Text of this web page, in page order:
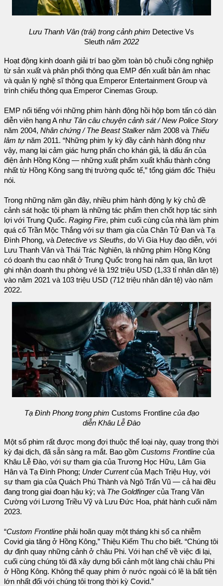
Lưu Thanh Vân (trái) trong cảnh phim Detective Vs
Sleuth năm 2022
Hoạt động kinh doanh giải trí bao gồm toàn bộ chuỗi công nghiệp
từ sản xuất và phân phối thông qua EMP đến xuất bản âm nhạc
và quản lý nghệ sĩ thông qua Emperor Entertainment Group và
trình chiếu thông qua Emperor Cinemas Group.
EMP nổi tiếng với những phim hành động hồi hộp bom tấn có dàn
diễn viên hạng A như Tân câu chuyện cảnh sát / New Police Story
năm 2004, Nhân chứng / The Beast Stalkernăm 2008 và Thiếu
lâm tựnăm 2011. “Những phim ly kỳ đầy cảnh hành động như
vậy, mang lại cảm giác hưng phấn cho khán giả, là dấu ấn của
điện ảnh Hồng Kông — những xuất phẩm xuất khẩu thành công
nhất từ Hồng Kông sang thị trường quốc tế,” tổng giám đốc Thiệu
nói.
Trong những năm gần đây, nhiều phim hành động ly kỳ chủ đề
cảnh sát hoặc tội phạm là những tác phẩm then chốt hợp tác sinh
lợi với Trung Quốc. Raging Fire, phim cuối cùng của nhà làm phim
quá cố Trần Mộc Thắng với sự tham gia của Chân Tử Đan và Tạ
Đình Phong, và Detective vs Sleuths, do Vi Gia Huy đạo diễn, với
Lưu Thanh Vân và Thái Trác Nghiên, là những phim Hồng Kông
có doanh thu cao nhất ở Trung Quốc trong hai năm qua, lần lượt
ghi nhận doanh thu phòng vé là 192 triệu USD (1,33 tỉ nhân dân tệ)
vào năm 2021 và 103 triệu USD (712 triệu nhân dân tệ) vào năm
2022.
Tạ Đình Phong trong phim Customs Frontline của đạo
diễn Khâu Lễ Đào
Một số phim rất được mong đợi thuộc thể loại này, quay trong thời
kỳ đại dịch, đã sẵn sàng ra mắt. Bao gồm Customs Frontline của
Khâu Lễ Đào, với sự tham gia của Trương Học Hữu, Lâm Gia
Hân và Tạ Đình Phong; Under Currentcủa Mạch Triệu Huy, với
sự tham gia của Quách Phú Thành và Ngô Trấn Vũ — cả hai đều
đang trong giai đoạn hậu kỳ; và The Goldfingercủa Trang Văn
Cường với Lương Triều Vỹ và Lưu Đức Hoa, phát hành cuối năm
2023.
“Custom Frontline phải hoãn quay một tháng khi số ca nhiễm
Covid gia tăng ở Hồng Kông,” Thiệu Kiếm Thu cho biết. “Chúng tôi
dự định quay những cảnh ở châu Phi. Với hạn chế về việc đi lại,
cuối cùng chúng tôi đã xây dựng bối cảnh một làng chài châu Phi
ở Hồng Kông. Không thể quay phim ở nước ngoài có lẽ là bất tiện
lớn nhất đối với chúng tôi trong thời kỳ Covid.”